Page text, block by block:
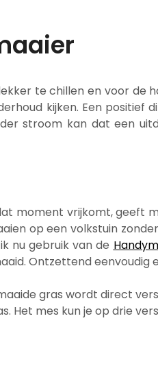
te chillen en voor de
kijken. Een positief
stroom kan dat een
moment vrijkomt, geeft
op een volkstuin
nu gebruik van de
Ontzettend eenvoudig
gras wordt direct
Het mes kun je op drie